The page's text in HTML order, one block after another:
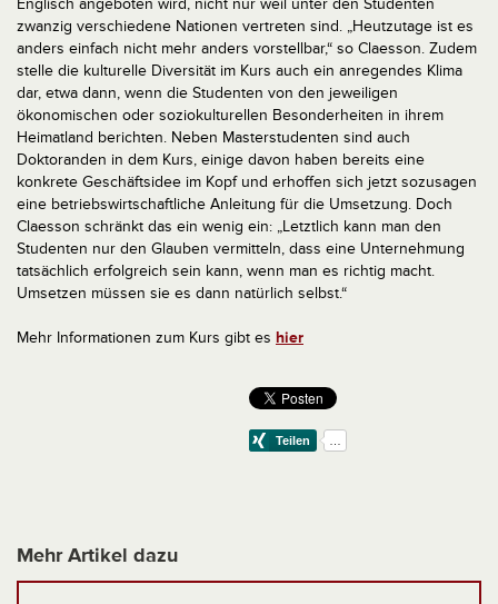
Englisch angeboten wird, nicht nur weil unter den Studenten
zwanzig verschiedene Nationen vertreten sind. „Heutzutage ist es
anders einfach nicht mehr anders vorstellbar,“ so Claesson. Zudem
stelle die kulturelle Diversität im Kurs auch ein anregendes Klima
dar, etwa dann, wenn die Studenten von den jeweiligen
ökonomischen oder soziokulturellen Besonderheiten in ihrem
Heimatland berichten. Neben Masterstudenten sind auch
Doktoranden in dem Kurs, einige davon haben bereits eine
konkrete Geschäftsidee im Kopf und erhoffen sich jetzt sozusagen
eine betriebswirtschaftliche Anleitung für die Umsetzung. Doch
Claesson schränkt das ein wenig ein: „Letztlich kann man den
Studenten nur den Glauben vermitteln, dass eine Unternehmung
tatsächlich erfolgreich sein kann, wenn man es richtig macht.
Umsetzen müssen sie es dann natürlich selbst.“
Mehr Informationen zum Kurs gibt es hier
Mehr Artikel dazu